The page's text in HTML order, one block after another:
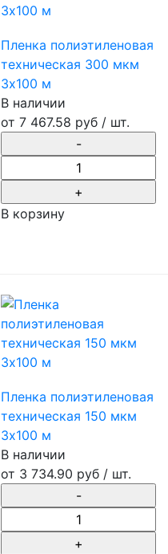
Пленка полиэтиленовая
техническая 300 мкм
3х100 м
В наличии
от 7 467.58 руб / шт.
В корзину
Пленка полиэтиленовая
техническая 150 мкм
3х100 м
В наличии
от 3 734.90 руб / шт.